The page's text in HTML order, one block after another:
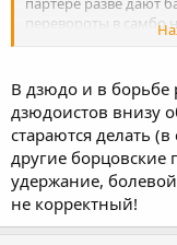
перевороты в самбо
спину и удержать я
-пкреворот
-переворот
-переворот
-переворот
-переворот захватом
ети приёмы не
удержанием
В дзюдо и в борьбе
дзюдоистов внизу
стараются делать
другие борцовские
удержание,
не корректный!